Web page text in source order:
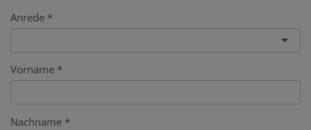
Anrede
Vorname
Nachname